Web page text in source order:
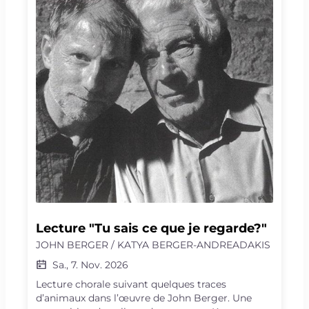
si l’avenir existait déjà ailleurs ? Un road-trip
musical et trépidant, à la recherche de futurs
possibles.
Lecture "Tu sais ce que je regarde?"
JOHN BERGER / KATYA BERGER-ANDREADAKIS
Sa., 7. Nov. 2026
Lecture chorale suivant quelques traces
d’animaux dans l’œuvre de John Berger. Une